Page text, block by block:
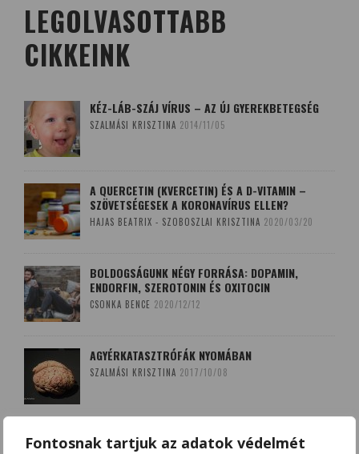
Fontosnak tartjuk az adatok védelmét
LEGOLVASOTTABB
CIKKEINK
KÉZ-LÁB-SZÁJ VÍRUS – AZ ÚJ GYEREKBETEGSÉG
SZALMÁSI KRISZTINA 2014/11/05
A QUERCETIN (KVERCETIN) ÉS A D-VITAMIN –
SZÖVETSÉGESEK A KORONAVÍRUS ELLEN?
HAJAS BEATRIX - SZOBOSZLAI KRISZTINA 2020/03/20
BOLDOGSÁGUNK NÉGY FORRÁSA: DOPAMIN,
ENDORFIN, SZEROTONIN ÉS OXITOCIN
CSONKA BENCE 2020/12/12
AGYÉRKATASZTRÓFÁK NYOMÁBAN
SZALMÁSI KRISZTINA 2017/10/08
A LEKOPOGÁS BABONÁJA